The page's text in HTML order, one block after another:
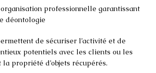
professionnelle garantissant
déontologie
de sécuriser l’activité et de
potentiels avec les clients ou les
propriété d’objets récupérés.